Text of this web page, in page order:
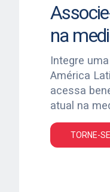
na
Integre
América
acessa
atual na
TORNE-